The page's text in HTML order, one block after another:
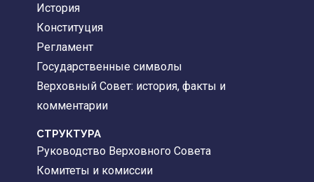
История
Конституция
Регламент
Государственные символы
Верховный Совет: история, факты и
комментарии
CТРУКТУРА
Руководство Верховного Совета
Комитеты и комиссии